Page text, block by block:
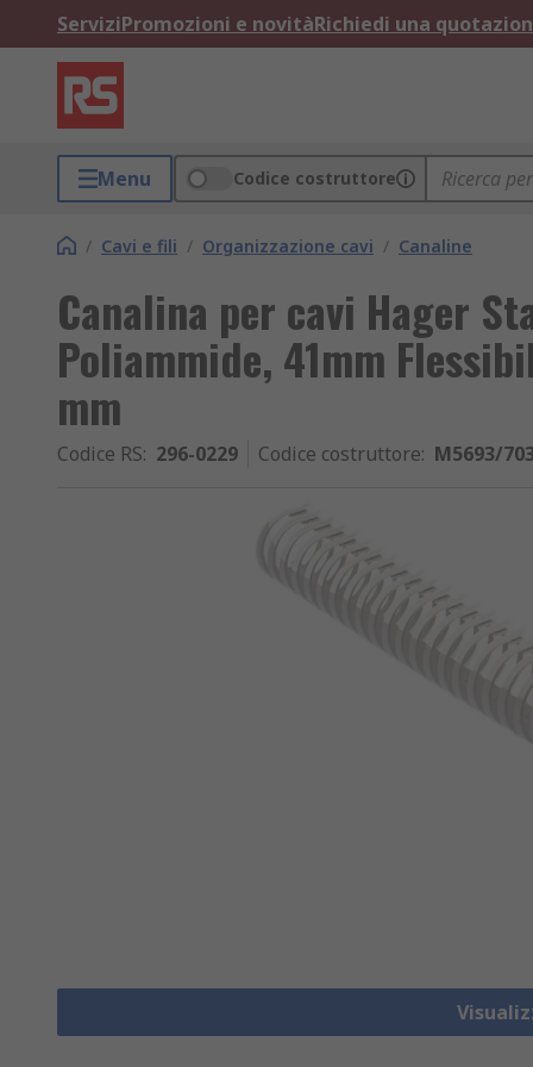
ServiziPromozioni e novitàRichiedi una
Menu Codice costruttore
/ Cavi e fili / Organizzazione cavi / Canaline
Canalina per cavi Hager
Poliammide, 41mm
mm
Codice RS: 296-0229 Codice costruttore: M5693/